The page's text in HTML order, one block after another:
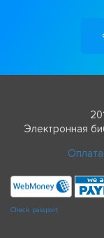
Электронная
Check passport